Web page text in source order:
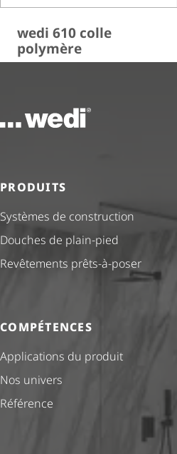
wedi 610 colle
polymère
Vers la page d'accueil
PRODUITS
Systèmes de construction
Douches de plain-pied
Revêtements prêts-à-poser
COMPÉTENCES
Applications du produit
Nos univers
Référence